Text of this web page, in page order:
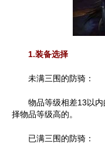
1.装备选择
未满三围的防骑：
物品等级相差13以内
择物品等级高的。
已满三围的防骑：